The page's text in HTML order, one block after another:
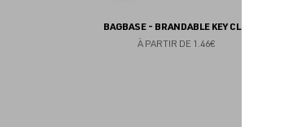
BAGBASE - BRANDABLE KEY CLIP
À PARTIR DE 1.46€